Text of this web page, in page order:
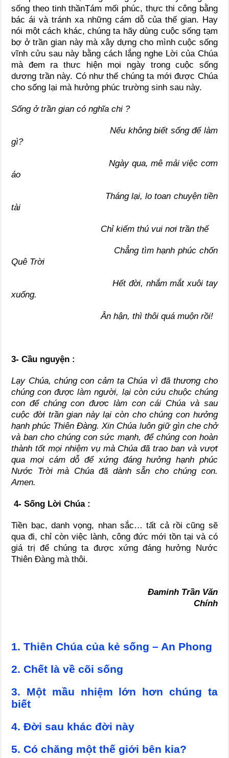
sống theo tinh thầnTám mối phúc, thực thi công bằng
bác ái và tránh xa những cám dỗ của thế gian. Hay
nói một cách khác, chúng ta hãy dùng cuộc sống tạm
bợ ở trần gian này mà xây dựng cho mình cuộc sống
vĩnh cửu sau này bằng cách lắng nghe Lời của Chúa
mà đem ra thưc hiện mọi ngày trong cuộc sống
dương trần này. Có như thế chúng ta mới được Chúa
cho sống lại mà hưởng phúc trường sinh sau này.
Sống ở trần gian có nghĩa chi ?
Nếu không biết sống để làm
gì?
Ngày qua, mê mải việc cơm
áo
Tháng lại, lo toan chuyện tiền
tài
Chỉ kiếm thú vui nơi trần thế
Chẳng tìm hạnh phúc chốn
Quê Trời
Hết đời, nhắm mắt xuôi tay
xuống.
Ân hận, thì thôi quá muộn rồi!
3- Cầu nguyện :
Lạy Chúa, chúng con cảm tạ Chúa vì đã thương cho
chúng con được làm người, lại còn cứu chuộc chúng
con để chúng con đươc làm con cái Chúa và sau
cuộc đời trần gian này lại còn cho chúng con hưởng
hạnh phúc Thiên Đàng. Xin Chúa luôn giữ gìn che chở
và ban cho chúng con sức mạnh, để chúng con hoàn
thành tốt mọi nhiệm vụ mà Chúa đã trao ban và vượt
qua mọi cám dỗ để xứng đáng hưởng hạnh phúc
Nước Trời mà Chúa đã dành sẵn cho chúng con.
Amen.
4- Sống Lời Chúa :
Tiền bạc, danh vọng, nhan sắc… tất cả rồi cũng sẽ
qua đi, chỉ còn việc lành, công đức mới tồn tại và có
giá trị để chúng ta được xứng đáng hưởng Nước
Thiên Đàng mà thôi.
Đaminh Trần Văn
Chính
1. Thiên Chúa của kẻ sống – An Phong
2. Chết là về cõi sống
3. Một mầu nhiệm lớn hơn chúng ta
biết
4. Đời sau khác đời này
5. Có chăng một thế giới bên kia?